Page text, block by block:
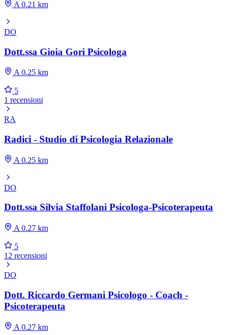
A 0.21 km
DO
Dott.ssa Gioia Gori Psicologa
A 0.25 km
5
1 recensioni
RA
Radici - Studio di Psicologia Relazionale
A 0.25 km
DO
Dott.ssa Silvia Staffolani Psicologa-Psicoterapeuta
A 0.27 km
5
12 recensioni
DO
Dott. Riccardo Germani Psicologo - Coach -
Psicoterapeuta
A 0.27 km